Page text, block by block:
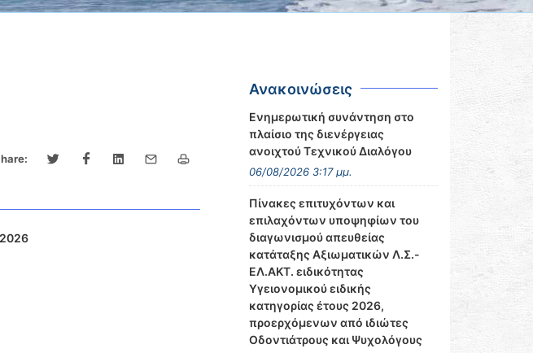
Ανακοινώσεις
Ενημερωτική συνάντηση στο
πλαίσιο της διενέργειας
ανοιχτού Τεχνικού Διαλόγου
06/08/2026 3:17 μμ.
Πίνακες επιτυχόντων και
επιλαχόντων υποψηφίων του
διαγωνισμού απευθείας
κατάταξης Αξιωματικών Λ.Σ.-
ΕΛ.ΑΚΤ. ειδικότητας
Υγειονομικού ειδικής
κατηγορίας έτους 2026,
προερχόμενων από ιδιώτες
Οδοντιάτρους και Ψυχολόγους